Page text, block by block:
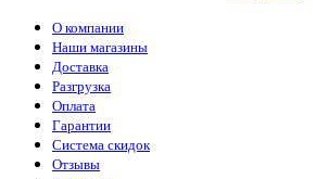
О компании
Наши магазины
Доставка
Разгрузка
Оплата
Гарантии
Система скидок
Отзывы